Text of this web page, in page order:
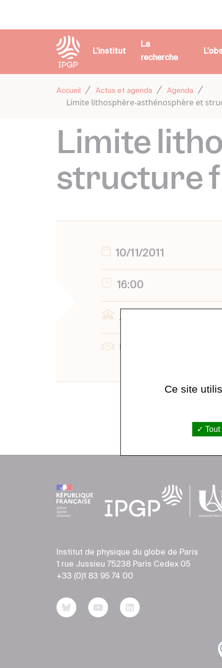
L’institut
La
recherche
Accueil Actus et agenda Agenda
Limite lithosphère-asthénosphère et
Limite
structure
10/11/2011
16:00
Amphithéâtre
UC Berkeley,
Institut de physique du globe de Paris
1 rue Jussieu 75238 Paris Cedex 05
+33 (0)1 83 95 74 00
Ce site